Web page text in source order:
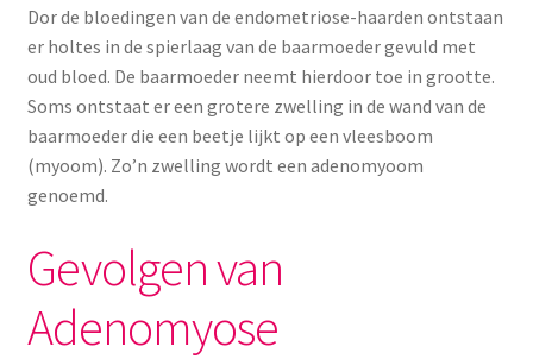
Contact
Dor de bloedingen van de endometriose-haarden ontstaan
er holtes in de spierlaag van de baarmoeder gevuld met
oud bloed. De baarmoeder neemt hierdoor toe in grootte.
Soms ontstaat er een grotere zwelling in de wand van de
baarmoeder die een beetje lijkt op een vleesboom
(myoom). Zo’n zwelling wordt een adenomyoom
genoemd.
Gevolgen van
Adenomyose